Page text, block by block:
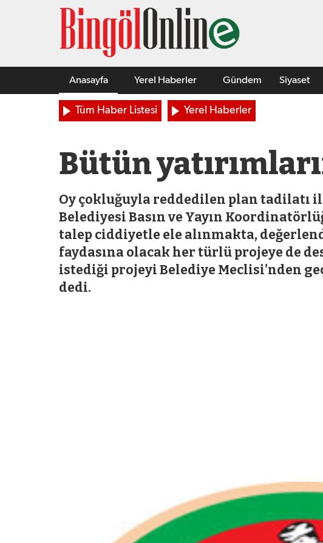
Anasayfa Yerel Haberler Gündem Siyaset
Tüm Haber Listesi Yerel Haberler
Bütün
Oy çokluğuyla reddedilen plan tadilatı
Belediyesi Basın ve Yayın
talep ciddiyetle ele alınmakta,
faydasına olacak her türlü projeye de
istediği projeyi Belediye Meclisi'nden
dedi.